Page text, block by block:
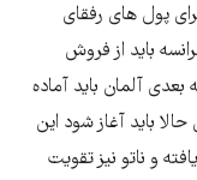
پول های رفقای
باید از فروش
آلمان باید آماده
باید آغاز شود این
و ناتو نیز تقویت